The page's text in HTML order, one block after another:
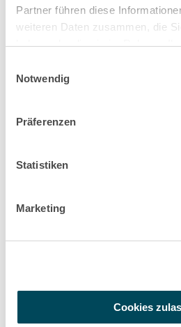
Partner führen diese
weiteren Daten zusammen, die
haben oder die sie im Rahmen
Notwendig
Präferenzen
Statistiken
Marketing
Cookies
Maintenance Operations
"In dieser Funktion wären
komplette Durchführung